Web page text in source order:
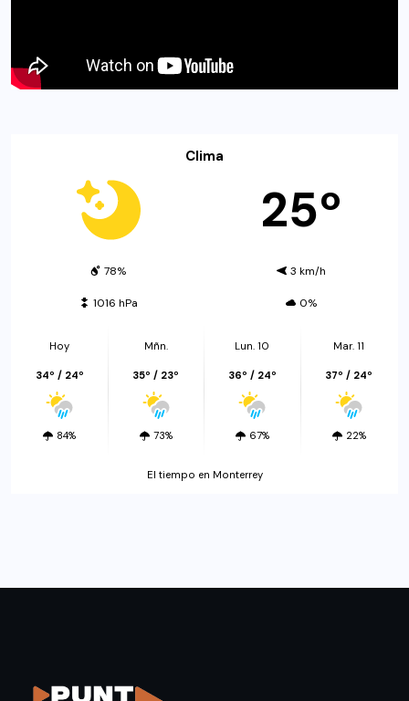
Clima
25º
78% 3 km/h
1016 hPa 0%
Hoy
34º / 24º
84%
Mñn.
35º / 23º
73%
Lun. 10
36º / 24º
67%
Mar. 11
37º / 24º
22%
El tiempo en Monterrey